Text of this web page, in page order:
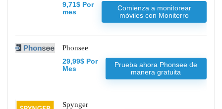
9,71$ Por
mes
Comienza a monitorear
móviles con Moniterro
Phonsee
29,99$ Por
Mes
Prueba ahora Phonsee de
manera gratuita
Spynger